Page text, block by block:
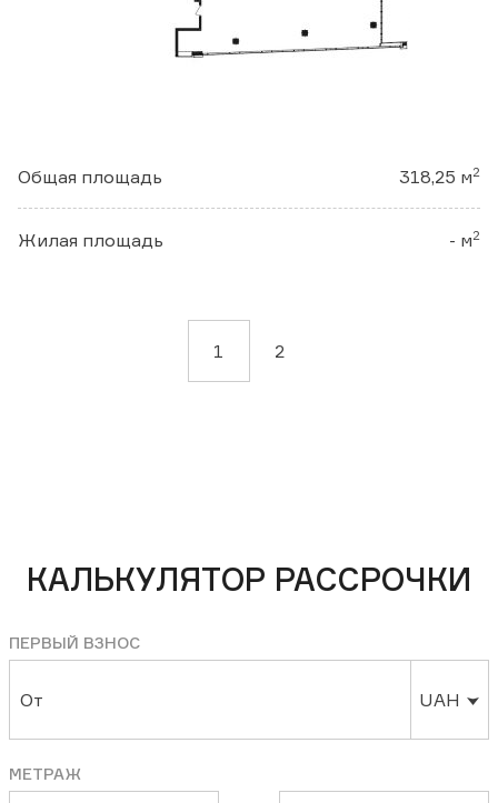
Общая площадь 318,25 м2
Жилая площадь - м2
1 2
КАЛЬКУЛЯТОР РАССРОЧКИ
ПЕРВЫЙ ВЗНОС
От UAH
МЕТРАЖ